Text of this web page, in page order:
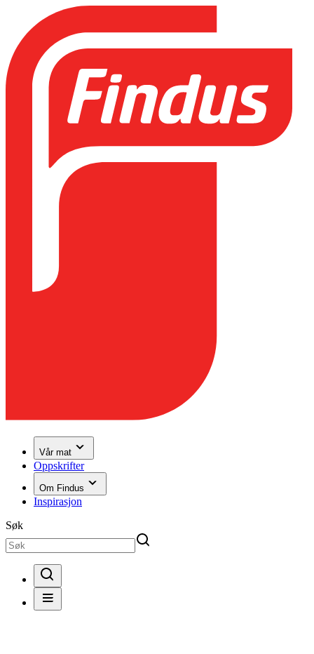
Vår mat
Oppskrifter
Om Findus
Inspirasjon
Søk